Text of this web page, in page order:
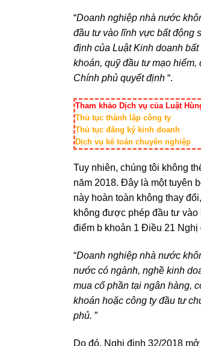
“Doanh nghiệp nhà nước
đầu tư vào lĩnh vực bất động
định của Luật Kinh doanh
khoán, quỹ đầu tư mạo
Chính phủ quyết định “.
Tham khảo Dịch vụ của Luật
Thủ tục thành lập công ty
Thủ tục đăng ký kinh doanh
Dịch vụ kế toán chuyên nghiệp
Tuy nhiên, chúng tôi không
năm 2018. Đây là một tuyên
này hoàn toàn không thay
không được phép đầu tư vào
điểm b khoản 1 Điều 21
“Doanh nghiệp nhà nước
nước có ngành, nghề kinh
mua cổ phần tại ngân hàng,
khoán hoặc công ty đầu tư
phủ. ”
Do đó, Nghị định 32/2018